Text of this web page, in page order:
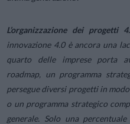
L’organizzazione dei progetti
innovazione 4.0 è ancora una
quarto delle imprese porta
roadmap, un programma
persegue diversi progetti in
o un programma strategico
generale. Solo una